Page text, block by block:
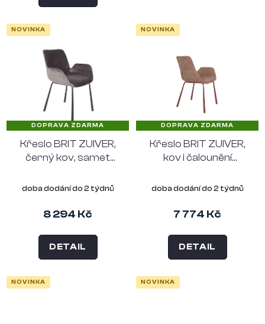
NOVINKA
DOPRAVA ZDARMA
Křeslo BRIT ZUIVER,
černý kov, samet
doba dodání do 2 týdnů
8 294 Kč
DETAIL
NOVINKA
DOPRAVA ZDARMA
Křeslo BRIT ZUIVER,
kov i čalounění
doba dodání do 2 týdnů
7 774 Kč
DETAIL
NOVINKA NOVINKA